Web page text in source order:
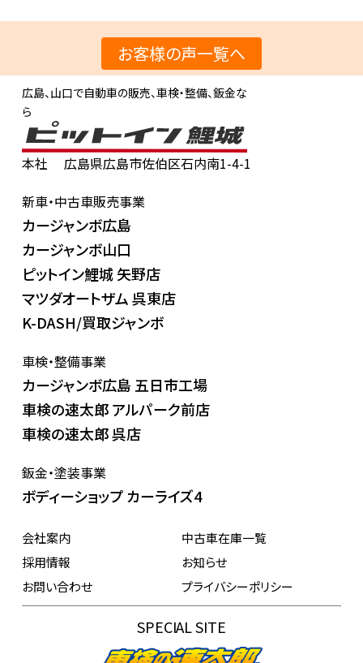
お客様の声一覧へ
広島、山口で自動車の販売、車検・整備、鈑金な
ら
本社
広島県広島市佐伯区石内南1-4-1
新車・中古車販売事業
カージャンボ広島
カージャンボ山口
ピットイン鯉城 矢野店
マツダオートザム 呉東店
K-DASH/買取ジャンボ
車検・整備事業
カージャンボ広島 五日市工場
車検の速太郎 アルパーク前店
車検の速太郎 呉店
鈑金・塗装事業
ボディーショップ カーライズ4
会社案内
中古車在庫一覧
採用情報
お知らせ
お問い合わせ
プライバシーポリシー
SPECIAL SITE